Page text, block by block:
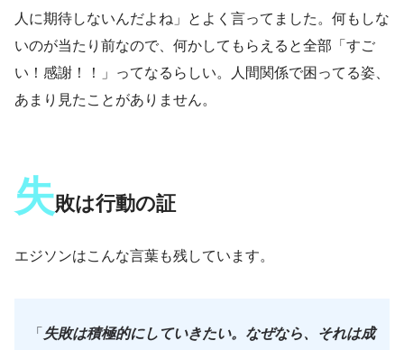
人に期待しないんだよね」とよく言ってました。何もしな
いのが当たり前なので、何かしてもらえると全部「すご
い！感謝！！」ってなるらしい。人間関係で困ってる姿、
あまり見たことがありません。
失敗は行動の証
エジソンはこんな言葉も残しています。
「 失敗は積極的にしていきたい。なぜなら、それは成